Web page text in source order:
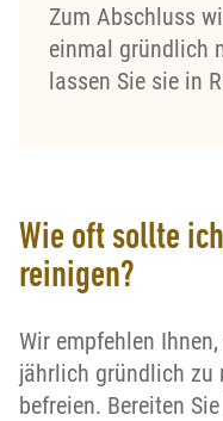
Zum Abschluss
einmal gründlich
lassen Sie sie in
Wie oft sollte
reinigen?
Wir empfehlen
jährlich gründlich zu
befreien. Bereiten